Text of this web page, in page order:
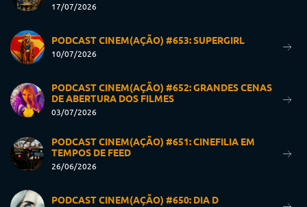
17/07/2026
PODCAST CINEM(AÇÃO) #653: SUPERGIRL
10/07/2026
PODCAST CINEM(AÇÃO) #652: GRANDES CENAS
DE ABERTURA DOS FILMES
03/07/2026
PODCAST CINEM(AÇÃO) #651: CINEFILIA EM
TEMPOS DE FEED
26/06/2026
PODCAST CINEM(AÇÃO) #650: DIA D